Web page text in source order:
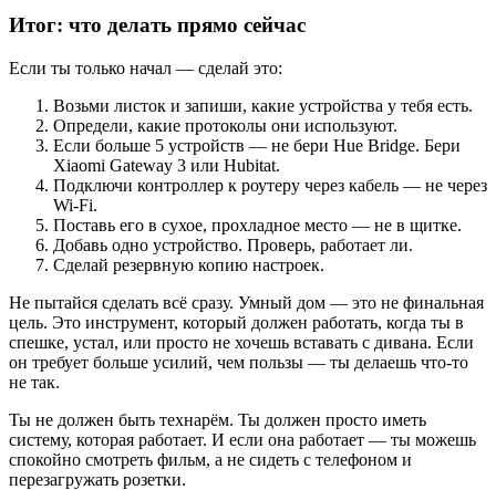
Итог: что делать прямо сейчас
Если ты только начал — сделай это:
Возьми листок и запиши, какие устройства у тебя есть.
Определи, какие протоколы они используют.
Если больше 5 устройств — не бери Hue Bridge. Бери
Xiaomi Gateway 3 или Hubitat.
Подключи контроллер к роутеру через кабель — не через
Wi-Fi.
Поставь его в сухое, прохладное место — не в щитке.
Добавь одно устройство. Проверь, работает ли.
Сделай резервную копию настроек.
Не пытайся сделать всё сразу. Умный дом — это не финальная
цель. Это инструмент, который должен работать, когда ты в
спешке, устал, или просто не хочешь вставать с дивана. Если
он требует больше усилий, чем пользы — ты делаешь что-то
не так.
Ты не должен быть технарём. Ты должен просто иметь
систему, которая работает. И если она работает — ты можешь
спокойно смотреть фильм, а не сидеть с телефоном и
перезагружать розетки.